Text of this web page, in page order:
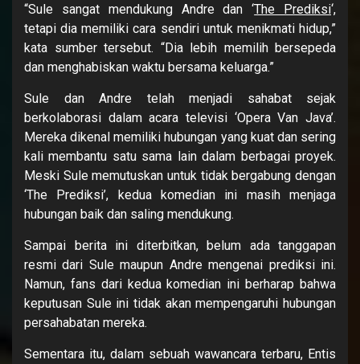
“Sule sangat mendukung Andre dan ‘The Prediksi‘,
tetapi dia memiliki cara sendiri untuk menikmati hidup,”
kata sumber tersebut. “Dia lebih memilih bersepeda
dan menghabiskan waktu bersama keluarga.”
Sule dan Andre telah menjadi sahabat sejak
berkolaborasi dalam acara televisi ‘Opera Van Java’.
Mereka dikenal memiliki hubungan yang kuat dan sering
kali membantu satu sama lain dalam berbagai proyek.
Meski Sule memutuskan untuk tidak bergabung dengan
‘The Prediksi’, kedua komedian ini masih menjaga
hubungan baik dan saling mendukung.
Sampai berita ini diterbitkan, belum ada tanggapan
resmi dari Sule maupun Andre mengenai prediksi ini.
Namun, fans dari kedua komedian ini berharap bahwa
keputusan Sule ini tidak akan mempengaruhi hubungan
persahabatan mereka.
Sementara itu, dalam sebuah wawancara terbaru, Entis